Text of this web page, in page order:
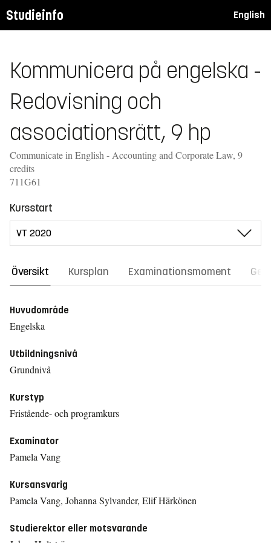
Studieinfo English
Kommunicera på engelska -
Redovisning och
associationsrätt, 9 hp
Communicate in English - Accounting and Corporate Law, 9
credits
711G61
Kursstart
Översikt Kursplan Examinationsmoment
Huvudområde
Engelska
Utbildningsnivå
Grundnivå
Kurstyp
Fristående- och programkurs
Examinator
Pamela Vang
Kursansvarig
Pamela Vang, Johanna Sylvander, Elif Härkönen
Studierektor eller motsvarande